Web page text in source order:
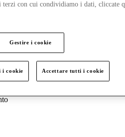
terzi con cui condividiamo i dati, cliccate
Gestire i cookie
cookie Accettare tutti i cookie